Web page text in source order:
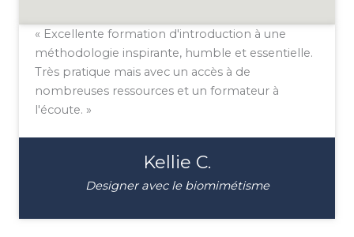
« Excellente formation d'introduction à une
méthodologie inspirante, humble et essentielle.
Très pratique mais avec un accès à de
nombreuses ressources et un formateur à
l'écoute. »
Kellie C.
Designer avec le biomimétisme